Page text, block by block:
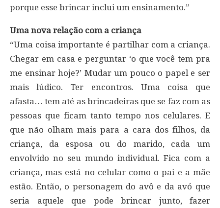
porque esse brincar inclui um ensinamento.”
Uma nova relação com a criança
“Uma coisa importante é partilhar com a criança.
Chegar em casa e perguntar ‘o que você tem pra
me ensinar hoje?’ Mudar um pouco o papel e ser
mais lúdico. Ter encontros. Uma coisa que
afasta… tem até as brincadeiras que se faz com as
pessoas que ficam tanto tempo nos celulares. E
que não olham mais para a cara dos filhos, da
criança, da esposa ou do marido, cada um
envolvido no seu mundo individual. Fica com a
criança, mas está no celular como o pai e a mãe
estão. Então, o personagem do avô e da avó que
seria aquele que pode brincar junto, fazer